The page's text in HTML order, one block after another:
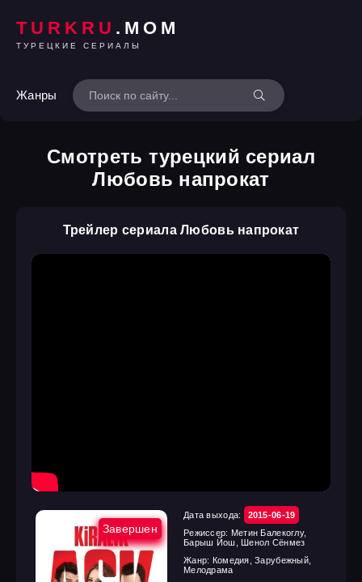
TURKRU .MOM
ТУРЕЦКИЕ СЕРИАЛЫ
Жанры
Смотреть турецкий сериал
Любовь напрокат
Трейлер сериала Любовь напрокат
Завершен
Дата выхода:
2015-06-19
Режиссер: Метин Балекоглу,
Барыш Йош, Шенол Сёнмез
Жанр: Комедия, Зарубежный,
Мелодрама